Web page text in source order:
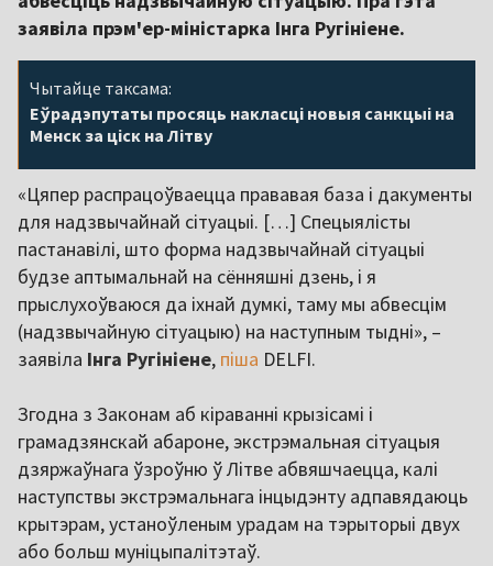
заявіла прэм'ер-міністарка Інга Ругініене.
Чытайце таксама:
Еўрадэпутаты просяць накласці новыя санкцыі на
Менск за ціск на Літву
«Цяпер распрацоўваецца прававая база і дакументы
для надзвычайнай сітуацыі. […] Спецыялісты
пастанавілі, што форма надзвычайнай сітуацыі
будзе аптымальнай на сённяшні дзень, і я
прыслухоўваюся да іхнай думкі, таму мы абвесцім
(надзвычайную сітуацыю) на наступным тыдні», –
заявіла Інга Ругініене, піша DELFI.
Згодна з Законам аб кіраванні крызісамі і
грамадзянскай абароне, экстрэмальная сітуацыя
дзяржаўнага ўзроўню ў Літве абвяшчаецца, калі
наступствы экстрэмальнага інцыдэнту адпавядаюць
крытэрам, устаноўленым урадам на тэрыторыі двух
або больш муніцыпалітэтаў.